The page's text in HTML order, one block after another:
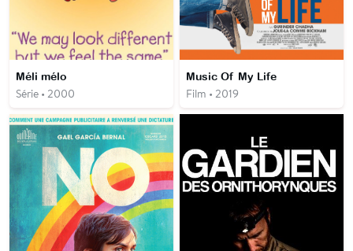
Méli mélo
Série • 2000
Music Of My Life
Film • 2019